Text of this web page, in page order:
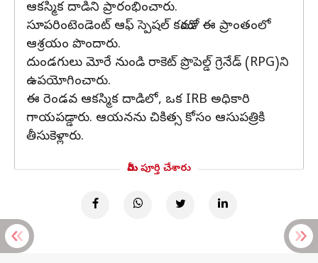
ఆకస్మిక దాడిని ప్రారంభించారు.
సూపరింటెండెంట్ ఆఫ్ స్పెషల్ కమాండో ఈ ప్రాంతంలో
ఆశ్రయం పొందారు.
దుండగులు మోరే నుండి రాకెట్ ప్రొపెల్డ్ గ్రెనేడ్ (RPG)ని
ఉపయోగించారు.
ఈ రెండవ ఆకస్మిక దాడిలో, ఒక IRB అధికారి
గాయపడ్డారు. ఆయనను చికిత్స కోసం ఆసుపత్రికి
తీసుకెళ్లారు.
మీరు పూర్తి చేశారు